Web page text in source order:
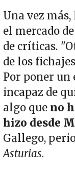
Una vez
el mercado
de críticas.
de los
Por poner un
incapaz de
algo que no
hizo desde
Gallego,
Asturias.